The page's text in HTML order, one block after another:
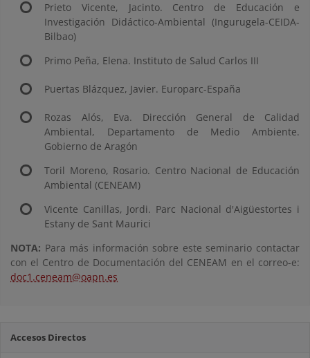
Prieto Vicente, Jacinto. Centro de Educación e
Investigación Didáctico-Ambiental (Ingurugela-CEIDA-
Bilbao)
Primo Peña, Elena. Instituto de Salud Carlos III
Puertas Blázquez, Javier. Europarc-España
Rozas Alós, Eva. Dirección General de Calidad
Ambiental, Departamento de Medio Ambiente.
Gobierno de Aragón
Toril Moreno, Rosario. Centro Nacional de Educación
Ambiental (CENEAM)
Vicente Canillas, Jordi. Parc Nacional d'Aigüestortes i
Estany de Sant Maurici
NOTA: Para más información sobre este seminario contactar
con el Centro de Documentación del CENEAM en el correo-e:
doc1.ceneam@oapn.es
Accesos Directos